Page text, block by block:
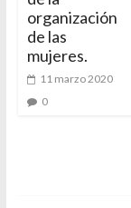
organización
de las
mujeres.
11 marzo 2020
0